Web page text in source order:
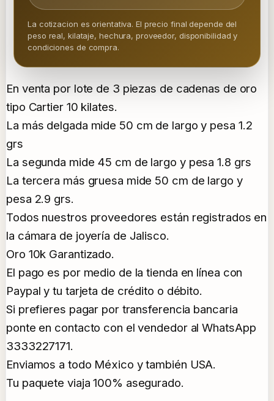
La cotizacion es orientativa. El precio final depende del
peso real, kilataje, hechura, proveedor, disponibilidad y
condiciones de compra.
En venta por lote de 3 piezas de cadenas de oro
tipo Cartier 10 kilates.
La más delgada mide 50 cm de largo y pesa 1.2
grs
La segunda mide 45 cm de largo y pesa 1.8 grs
La tercera más gruesa mide 50 cm de largo y
pesa 2.9 grs.
Todos nuestros proveedores están registrados en
la cámara de joyería de Jalisco.
Oro 10k Garantizado.
El pago es por medio de la tienda en línea con
Paypal y tu tarjeta de crédito o débito.
Si prefieres pagar por transferencia bancaria
ponte en contacto con el vendedor al WhatsApp
3333227171.
Enviamos a todo México y también USA.
Tu paquete viaja 100% asegurado.